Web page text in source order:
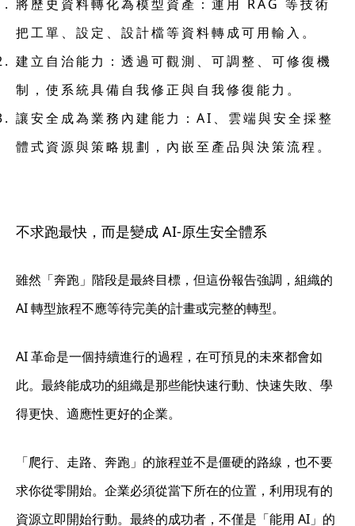
將歷史資料轉化為模型資產 ：運用 RAG 等技術
把工單、設定、設計檔等資料轉成可用輸入。
建立自治能力 ：透過可觀測、可調整、可修復機
制，使系統具備自我修正與自我修復能力。
讓安全成為業務內建能力 ：AI、雲端與安全採整
體式資源與策略規劃，內嵌至產品與決策流程。
不求跑最快，而是變成 AI-原生安全體系
雖然「奔跑」階段是最終目標，但這份報告強調，組織的
AI 轉型旅程不應等待完美的計畫或完整的轉型。
AI 革命是一個持續進行的過程，在可預見的未來都會如
此。最終能成功的組織是那些能快速行動、快速失敗、學
得更快、適應性更好的企業。
「爬行、走路、奔跑」的旅程並不是僵硬的路線，也不要
求你從零開始。企業必須從當下所在的位置，利用現有的
資源立即開始行動。最終的成功者，不僅是「能用 AI」的